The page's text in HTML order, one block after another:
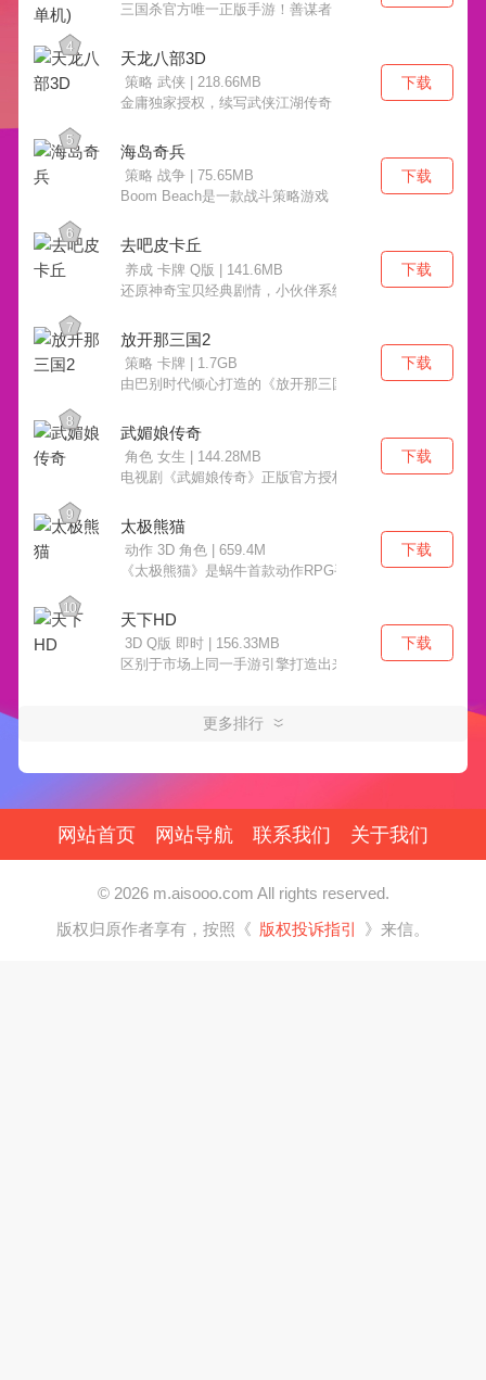
三国杀官方唯一正版手游！善谋者，得天下！
4
天龙八部3D
策略 武侠 | 218.66MB
金庸独家授权，续写武侠江湖传奇！
下载
5
海岛奇兵
策略 战争 | 75.65MB
Boom Beach是一款战斗策略游戏
下载
6
去吧皮卡丘
养成 卡牌 Q版 | 141.6MB
还原神奇宝贝经典剧情，小伙伴系统疯狂来袭！
下载
7
放开那三国2
策略 卡牌 | 1.7GB
由巴别时代倾心打造的《放开那三国》是本年度重磅上线
下载
8
武媚娘传奇
角色 女生 | 144.28MB
电视剧《武媚娘传奇》正版官方授权手游，独创剧情同步
下载
9
太极熊猫
动作 3D 角色 | 659.4M
《太极熊猫》是蜗牛首款动作RPG手游，拥有浓厚美式
下载
10
天下HD
3D Q版 即时 | 156.33MB
区别于市场上同一手游引擎打造出来的同质化游戏表现
下载
更多排行
网站首页 网站导航 联系我们 关于我们
© 2026 m.aisooo.com All rights reserved.
版权归原作者享有，按照《 版权投诉指引 》来信。